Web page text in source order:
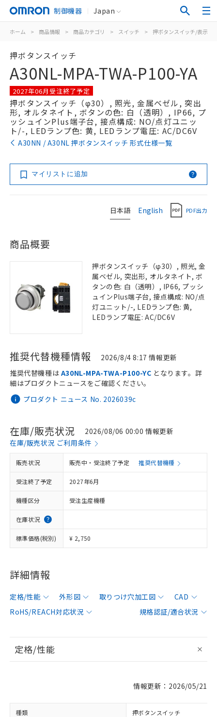
制御機器 Japan
ホーム > 商品情報 > 商品カテゴリ > スイッチ > 押ボタンスイッチ/表示灯
押ボタンスイッチ
A30NL-MPA-TWA-P100-YA
2027年06月受注終了予定
押ボタンスイッチ（φ30）, 照光, 金属ベゼル, 突出
形, オルタネイト, ボタンの色: 白（透明）, IP66, プ
ッシュインPlus端子台, 接点構成: NO/点灯ユニッ
ト/-, LEDランプ色: 黄, LEDランプ電圧: AC/DC6V
A30NN / A30NL 押ボタンスイッチ 形式仕様一覧
マイリストに追加
日本語 English PDF出力
商品概要
押ボタンスイッチ（φ30）, 照光, 金
属ベゼル, 突出形, オルタネイト, ボ
タンの色: 白（透明）, IP66, プッシ
ュインPlus端子台, 接点構成: NO/点
灯ユニット/-, LEDランプ色: 黄,
LEDランプ電圧: AC/DC6V
推奨代替機種情報 2026/8/4 8:17 情報更新
プロダクト ニュース No. 2026039c
推奨代替機種は A30NL-MPA-TWA-P100-YC となります。詳
細はプロダクトニュースをご確認ください。
在庫/販売状況
2026/08/06 00:00 情報更新
在庫/販売状況 ご利用条件
販売状況 販売中・受注終了予定 推奨代替機種
受注終了予定 2027年6月
機種区分 受注生産機種
在庫状況
標準価格(税別) ¥ 2,750
詳細情報
定格/性能 外形図 取りつけ穴加工図
CAD
RoHS/REACH対応状況
規格認証/適合状況
定格/性能
情報更新：2026/05/21
種類 押ボタンスイッチ